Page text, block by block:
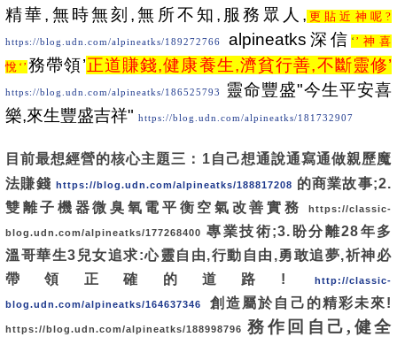
精華,無時無刻,無所不知,服務眾人, 更貼近神呢?
https://blog.udn.com/alpineatks/189272766 alpineatks深信 ‘ ’神喜
悅‘’ 務帶領’正道賺錢,健康養生,濟貧行善,不斷靈修’
https://blog.udn.com/alpineatks/186525793
靈命豐盛"今生平安喜
樂,來生豐盛吉祥" https://blog.udn.com/alpineatks/181732907
目前最想經營的核心主題三：1自己想通說通寫通做親歷魔
法賺錢https://blog.udn.com/alpineatks/188817208 的商業故事;2.
雙離子機器微臭氧電平衡空氣改善實務
https://classic-
blog.udn.com/alpineatks/177268400 專業技術;3.盼分離28年多
溫哥華生3兒女追求:心靈自由,行動自由,勇敢追夢,祈神必
帶領正確的道路!
http://classic-
blog.udn.com/alpineatks/164637346 創造屬於自己的精彩未來!
https://blog.udn.com/alpineatks/188998796 務作回自己,健全